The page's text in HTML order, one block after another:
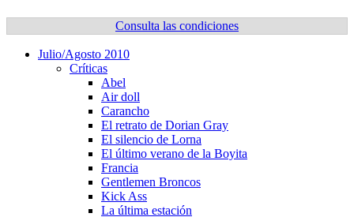
Consulta las condiciones
Julio/Agosto 2010
Crí­ticas
Abel
Air doll
Carancho
El retrato de Dorian Gray
El silencio de Lorna
El último verano de la Boyita
Francia
Gentlemen Broncos
Kick Ass
La última estación